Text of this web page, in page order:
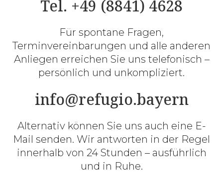
Tel. +49 (8841) 4628
Für spontane Fragen,
Terminvereinbarungen und alle anderen
Anliegen erreichen Sie uns telefonisch –
persönlich und unkompliziert.
info@refugio.bayern
Alternativ können Sie uns auch eine E-
Mail senden. Wir antworten in der Regel
innerhalb von 24 Stunden – ausführlich
und in Ruhe.